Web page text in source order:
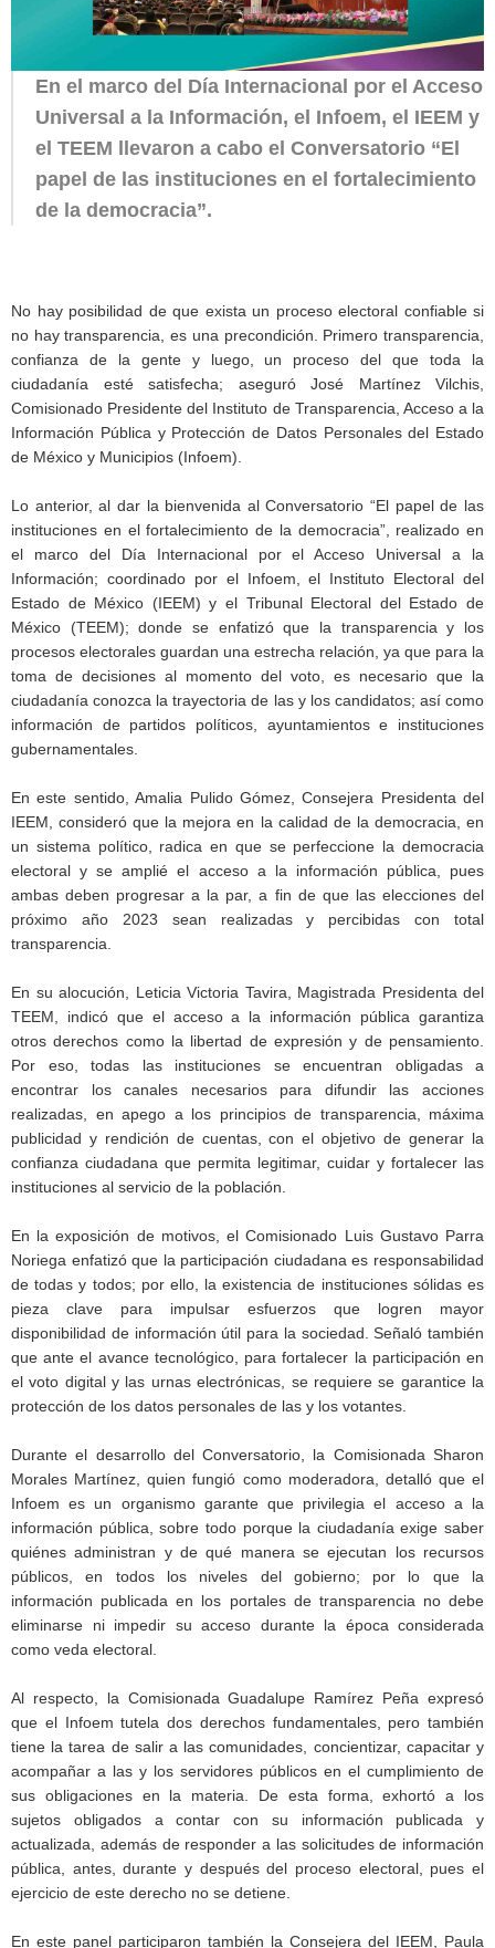
En el marco del Día Internacional por el Acceso
Universal a la Información, el Infoem, el IEEM y
el TEEM llevaron a cabo el Conversatorio “El
papel de las instituciones en el fortalecimiento
de la democracia”.
No hay posibilidad de que exista un proceso electoral confiable si
no hay transparencia, es una precondición. Primero transparencia,
confianza de la gente y luego, un proceso del que toda la
ciudadanía esté satisfecha; aseguró José Martínez Vilchis,
Comisionado Presidente del Instituto de Transparencia, Acceso a la
Información Pública y Protección de Datos Personales del Estado
de México y Municipios (Infoem).
Lo anterior, al dar la bienvenida al Conversatorio “El papel de las
instituciones en el fortalecimiento de la democracia”, realizado en
el marco del Día Internacional por el Acceso Universal a la
Información; coordinado por el Infoem, el Instituto Electoral del
Estado de México (IEEM) y el Tribunal Electoral del Estado de
México (TEEM); donde se enfatizó que la transparencia y los
procesos electorales guardan una estrecha relación, ya que para la
toma de decisiones al momento del voto, es necesario que la
ciudadanía conozca la trayectoria de las y los candidatos; así como
información de partidos políticos, ayuntamientos e instituciones
gubernamentales.
En este sentido, Amalia Pulido Gómez, Consejera Presidenta del
IEEM, consideró que la mejora en la calidad de la democracia, en
un sistema político, radica en que se perfeccione la democracia
electoral y se amplié el acceso a la información pública, pues
ambas deben progresar a la par, a fin de que las elecciones del
próximo año 2023 sean realizadas y percibidas con total
transparencia.
En su alocución, Leticia Victoria Tavira, Magistrada Presidenta del
TEEM, indicó que el acceso a la información pública garantiza
otros derechos como la libertad de expresión y de pensamiento.
Por eso, todas las instituciones se encuentran obligadas a
encontrar los canales necesarios para difundir las acciones
realizadas, en apego a los principios de transparencia, máxima
publicidad y rendición de cuentas, con el objetivo de generar la
confianza ciudadana que permita legitimar, cuidar y fortalecer las
instituciones al servicio de la población.
En la exposición de motivos, el Comisionado Luis Gustavo Parra
Noriega enfatizó que la participación ciudadana es responsabilidad
de todas y todos; por ello, la existencia de instituciones sólidas es
pieza clave para impulsar esfuerzos que logren mayor
disponibilidad de información útil para la sociedad. Señaló también
que ante el avance tecnológico, para fortalecer la participación en
el voto digital y las urnas electrónicas, se requiere se garantice la
protección de los datos personales de las y los votantes.
Durante el desarrollo del Conversatorio, la Comisionada Sharon
Morales Martínez, quien fungió como moderadora, detalló que el
Infoem es un organismo garante que privilegia el acceso a la
información pública, sobre todo porque la ciudadanía exige saber
quiénes administran y de qué manera se ejecutan los recursos
públicos, en todos los niveles del gobierno; por lo que la
información publicada en los portales de transparencia no debe
eliminarse ni impedir su acceso durante la época considerada
como veda electoral.
Al respecto, la Comisionada Guadalupe Ramírez Peña expresó
que el Infoem tutela dos derechos fundamentales, pero también
tiene la tarea de salir a las comunidades, concientizar, capacitar y
acompañar a las y los servidores públicos en el cumplimiento de
sus obligaciones en la materia. De esta forma, exhortó a los
sujetos obligados a contar con su información publicada y
actualizada, además de responder a las solicitudes de información
pública, antes, durante y después del proceso electoral, pues el
ejercicio de este derecho no se detiene.
En este panel participaron también la Consejera del IEEM, Paula